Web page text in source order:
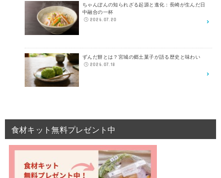
ちゃんぽんの知られざる起源と進化：長崎が生んだ日
中融合の一杯
2026.07.20
ずんだ餅とは？宮城の郷土菓子が語る歴史と味わい
2026.07.18
食材キット無料プレゼント中